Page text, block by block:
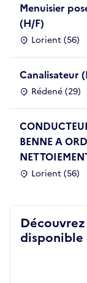
Menuisier
(H/F)
Lorient (56)
Canalisateur
Rédené (29)
BENNE A
Lorient (56)